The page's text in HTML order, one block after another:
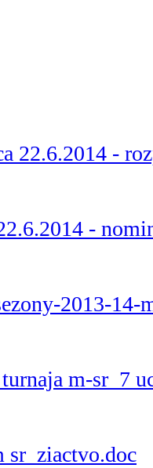
22.6.2014 -
-
2013-14-
m-sr_7
sr_ziactvo.doc